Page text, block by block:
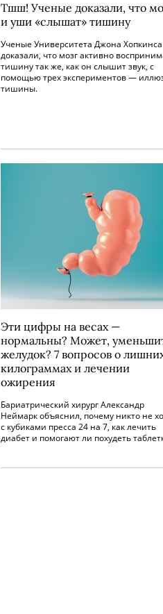
Тшш! Ученые доказали, что
и уши «слышат» тишину
Ученые Университета Джона Хопкинса
доказали, что мозг активно
тишину так же, как он слышит звук, с
помощью трех экспериментов —
тишины.
Эти цифры на весах —
нормальны? Может,
желудок? 7 вопросов о
килограммах и лечении
ожирения
Бариатрический хирург Александр
Неймарк объяснил, почему никто не
с кубиками пресса 24 на 7, как лечить
диабет и помогают ли похудеть